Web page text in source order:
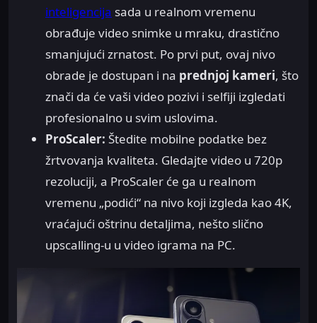
inteligencija sada u realnom vremenu
obrađuje video snimke u mraku, drastično
smanjujući zrnatost. Po prvi put, ovaj nivo
obrade je dostupan i na prednjoj kameri, što
znači da će vaši video pozivi i selfiji izgledati
profesionalno u svim uslovima.
ProScaler: Štedite mobilne podatke bez
žrtvovanja kvaliteta. Gledajte video u 720p
rezoluciji, a ProScaler će ga u realnom
vremenu „podići“ na nivo koji izgleda kao 4K,
vraćajući oštrinu detaljima, nešto slično
upscalling-u u video igrama na PC.